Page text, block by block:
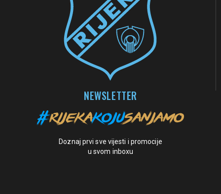
NEWSLETTER
Doznaj prvi sve vijesti i promocije
u svom inboxu